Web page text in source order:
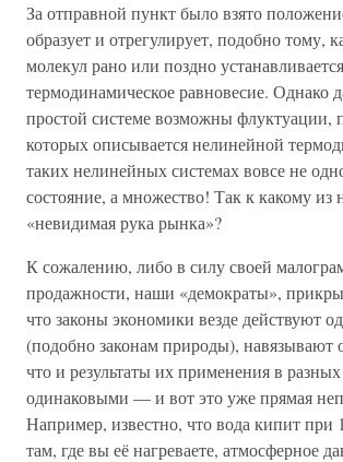
За отправной пункт было взято
образует и отрегулирует, подобно тому,
молекул рано или поздно устанавливается
термодинамическое равновесие. Однако
простой системе возможны флуктуации,
которых описывается нелинейной
таких нелинейных системах вовсе не
состояние, а множество! Так к какому из
«невидимая рука рынка»?
К сожалению, либо в силу своей
продажности, наши «демократы»,
что законы экономики везде действуют
(подобно законам природы), навязывают
что и результаты их применения в разных
одинаковыми — и вот это уже прямая
Например, известно, что вода кипит при
там, где вы её нагреваете, атмосферное